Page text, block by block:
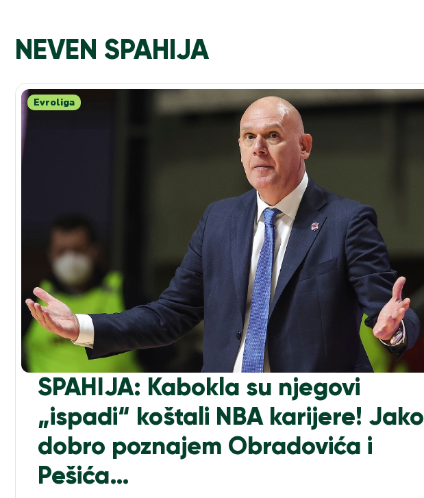
NEVEN SPAHIJA
Evroliga
SPAHIJA: Kabokla su njegovi
„ispadi“ koštali NBA karijere! Jako
dobro poznajem Obradovića i
Pešića…